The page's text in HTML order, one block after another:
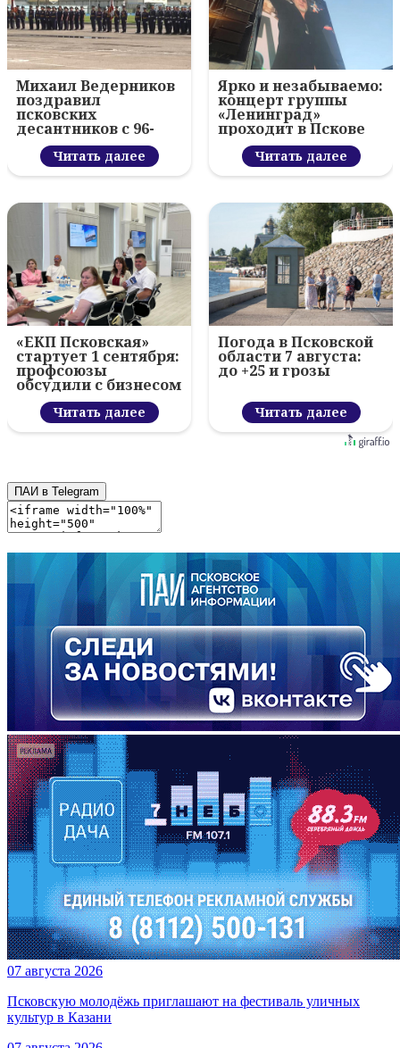
Михаил Ведерников
поздравил
псковских
десантников с 96-
летием ВДВ и
вручил награды
Читать далее
Ярко и незабываемо:
концерт группы
«Ленинград»
проходит в Пскове
Читать далее
«ЕКП Псковская»
стартует 1 сентября:
профсоюзы
обсудили с бизнесом
новый цифровой
проектЧитать далее
Погода в Псковской
области 7 августа:
до +25 и грозы
Читать далее
ПАИ в Telegram
07 августа 2026
Псковскую молодёжь приглашают на фестиваль уличных
культур в Казани